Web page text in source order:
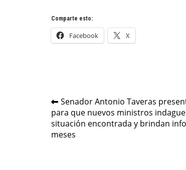
Comparte esto:
Facebook X
Navegación
de
entradas
Senador Antonio Taveras
para que nuevos ministros
situación encontrada y brindan
meses